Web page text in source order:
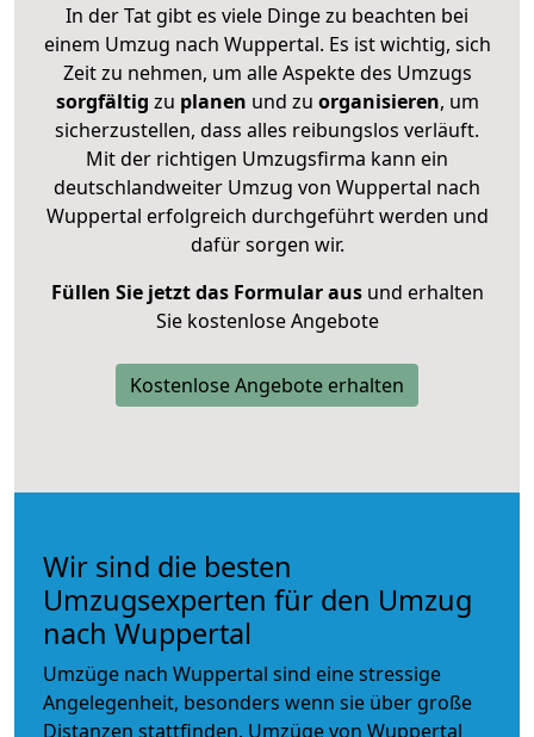
In der Tat gibt es viele Dinge zu beachten bei
einem Umzug nach Wuppertal. Es ist wichtig, sich
Zeit zu nehmen, um alle Aspekte des Umzugs
sorgfältig zu planen und zu organisieren, um
sicherzustellen, dass alles reibungslos verläuft.
Mit der richtigen Umzugsfirma kann ein
deutschlandweiter Umzug von Wuppertal nach
Wuppertal erfolgreich durchgeführt werden und
dafür sorgen wir.
Füllen Sie jetzt das Formular ausund erhalten
Sie kostenlose Angebote
Kostenlose Angebote erhalten
Wir sind die besten
Umzugsexperten für den Umzug
nach Wuppertal
Umzüge nach Wuppertal sind eine stressige
Angelegenheit, besonders wenn sie über große
Distanzen stattfinden. Umzüge von Wuppertal